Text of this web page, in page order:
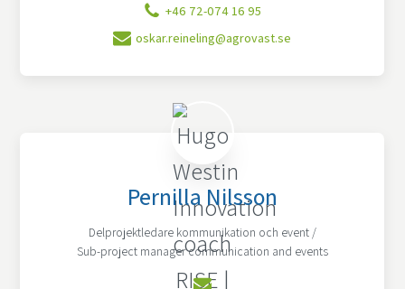
+46 72-074 16 95
oskar.reineling@agrovast.se
Pernilla Nilsson
Delprojektledare kommunikation och event /
Sub-project manager communication and events